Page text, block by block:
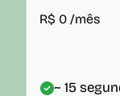
R$ 0 /mês
~ 15